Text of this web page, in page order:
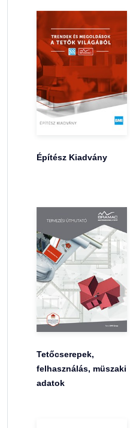
Építész Kiadvány
Tetőcserepek,
felhasználás, müszaki
adatok